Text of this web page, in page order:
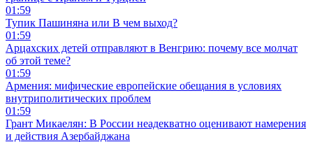
01:59
Тупик Пашиняна или В чем выход?
01:59
Арцахских детей отправляют в Венгрию: почему все молчат
об этой теме?
01:59
Армения: мифические европейские обещания в условиях
внутриполитических проблем
01:59
Грант Микаелян: В России неадекватно оценивают намерения
и действия Азербайджана